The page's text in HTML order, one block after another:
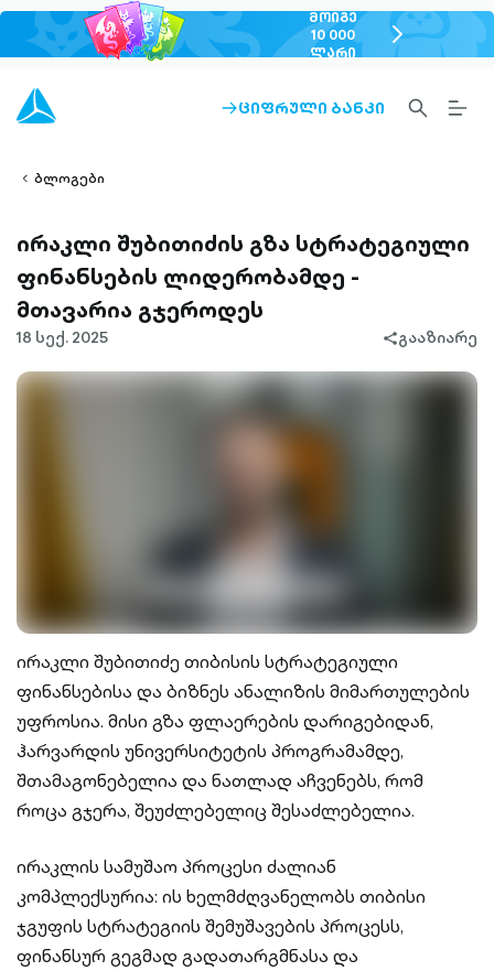
ᲛᲝᲘᲒᲔ
10 000
ᲚᲐᲠᲘ
chevron-
right-
ARROW-
ᲪᲘᲤᲠᲣᲚᲘ ᲑᲐᲜᲙᲘ
SEARCH-
OUTLINED
ბლოგები
ირაკლი შუბითიძის გზა სტრატეგიული
ფინანსების ლიდერობამდე -
მთავარია გჯეროდეს
18 სექ. 2025
share-
გააზიარე
ირაკლი შუბითიძე თიბისის სტრატეგიული
ფინანსებისა და ბიზნეს ანალიზის მიმართულების
უფროსია. მისი გზა ფლაერების დარიგებიდან,
ჰარვარდის უნივერსიტეტის პროგრამამდე,
შთამაგონებელია და ნათლად აჩვენებს, რომ
როცა გჯერა, შეუძლებელიც შესაძლებელია.
ირაკლის სამუშაო პროცესი ძალიან
კომპლექსურია: ის ხელმძღვანელობს თიბისი
ჯგუფის სტრატეგიის შემუშავების პროცესს,
ფინანსურ გეგმად გადათარგმნასა და